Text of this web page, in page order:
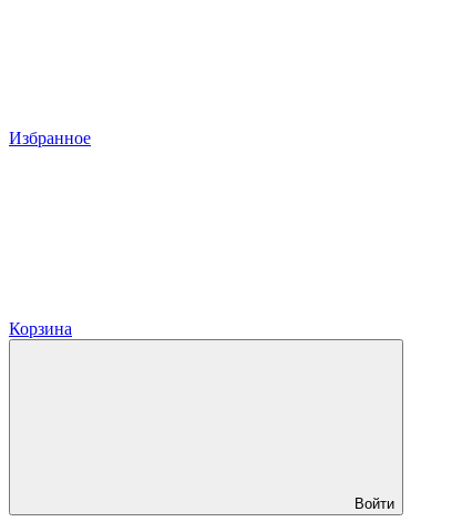
Избранное
Корзина
Войти